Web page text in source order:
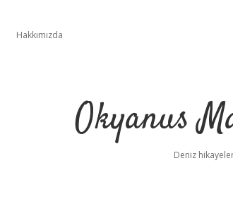
Hakkımızda
Okyanus
Deniz